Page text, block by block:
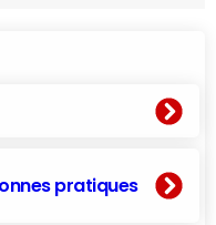
pratiques